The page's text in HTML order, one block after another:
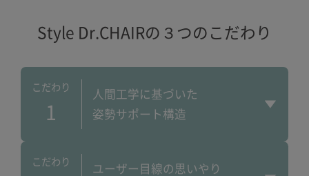
Style Dr.CHAIRの３つのこだわり
こだわり
1
人間工学に基づいた
姿勢サポート構造
こだわり
ユーザー目線の 思いやり